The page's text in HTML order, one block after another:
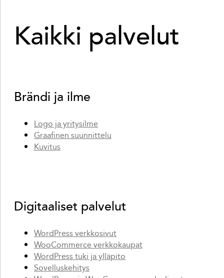
Kaikki palvelut
Brändi ja ilme
Logo ja yritysilme
Graafinen suunnittelu
Kuvitus
Digitaaliset palvelut
WordPress verkkosivut
WooCommerce verkkokaupat
WordPress tuki ja ylläpito
Sovelluskehitys